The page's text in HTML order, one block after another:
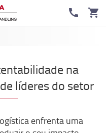
na
líderes do setor
enfrenta uma